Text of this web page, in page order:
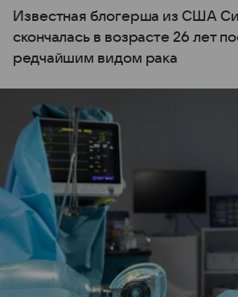
Известная блогерша из США
скончалась в возрасте 26 лет
редчайшим видом рака